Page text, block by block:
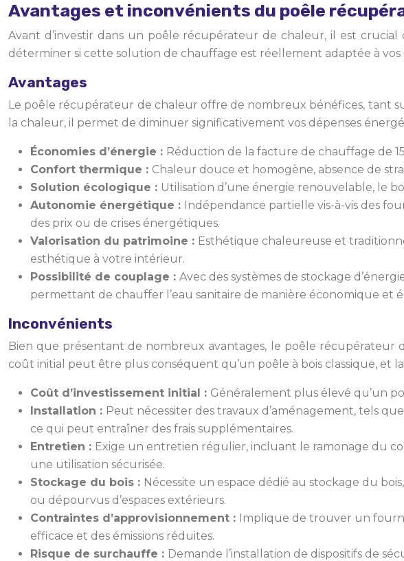
Avantages et inconvénients du poêle
Avant d’investir dans un poêle récupérateur de chaleur, il est
déterminer si cette solution de chauffage est réellement adaptée à
Avantages
Le poêle récupérateur de chaleur offre de nombreux bénéfices, tant
la chaleur, il permet de diminuer significativement vos dépenses
Économies d’énergie : Réduction de la facture de chauffage de
Confort thermique : Chaleur douce et homogène, absence de
Solution écologique : Utilisation d’une énergie renouvelable, le
Autonomie énergétique : Indépendance partielle vis-à-vis des
des prix ou de crises énergétiques.
Valorisation du patrimoine : Esthétique chaleureuse et
esthétique à votre intérieur.
Possibilité de couplage : Avec des systèmes de stockage
permettant de chauffer l’eau sanitaire de manière économique et
Inconvénients
Bien que présentant de nombreux avantages, le poêle récupérateur
coût initial peut être plus conséquent qu’un poêle à bois classique, et
Coût d’investissement initial : Généralement plus élevé qu’un
Installation : Peut nécessiter des travaux d’aménagement, tels
ce qui peut entraîner des frais supplémentaires.
Entretien : Exige un entretien régulier, incluant le ramonage du
une utilisation sécurisée.
Stockage du bois : Nécessite un espace dédié au stockage du
ou dépourvus d’espaces extérieurs.
Contraintes d’approvisionnement : Implique de trouver un
efficace et des émissions réduites.
Risque de surchauffe : Demande l’installation de dispositifs de